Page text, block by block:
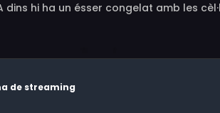
hi ha un ésser congelat amb les
de streaming